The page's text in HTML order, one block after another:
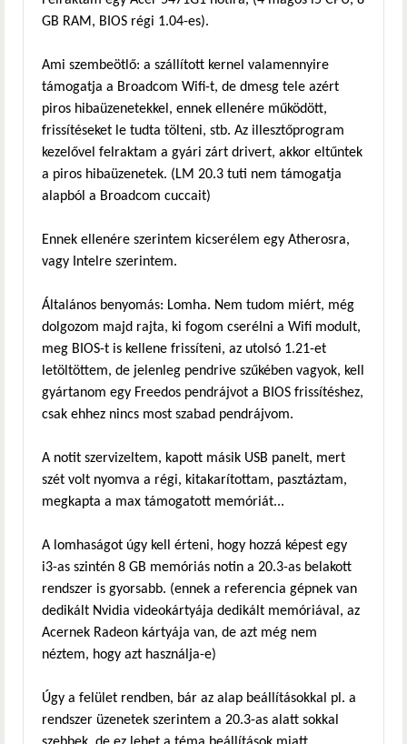
GB RAM, BIOS régi 1.04-es).
Ami szembeötlő: a szállított kernel valamennyire
támogatja a Broadcom Wifi-t, de dmesg tele azért
piros hibaüzenetekkel, ennek ellenére működött,
frissítéseket le tudta tölteni, stb. Az illesztőprogram
kezelővel felraktam a gyári zárt drivert, akkor eltűntek
a piros hibaüzenetek. (LM 20.3 tuti nem támogatja
alapból a Broadcom cuccait)
Ennek ellenére szerintem kicserélem egy Atherosra,
vagy Intelre szerintem.
Általános benyomás: Lomha. Nem tudom miért, még
dolgozom majd rajta, ki fogom cserélni a Wifi modult,
meg BIOS-t is kellene frissíteni, az utolsó 1.21-et
letöltöttem, de jelenleg pendrive szűkében vagyok, kell
gyártanom egy Freedos pendrájvot a BIOS frissítéshez,
csak ehhez nincs most szabad pendrájvom.
A notit szervizeltem, kapott másik USB panelt, mert
szét volt nyomva a régi, kitakarítottam, pasztáztam,
megkapta a max támogatott memóriát...
A lomhaságot úgy kell érteni, hogy hozzá képest egy
i3-as szintén 8 GB memóriás notin a 20.3-as belakott
rendszer is gyorsabb. (ennek a referencia gépnek van
dedikált Nvidia videokártyája dedikált memóriával, az
Acernek Radeon kártyája van, de azt még nem
néztem, hogy azt használja-e)
Úgy a felület rendben, bár az alap beállításokkal pl. a
rendszer üzenetek szerintem a 20.3-as alatt sokkal